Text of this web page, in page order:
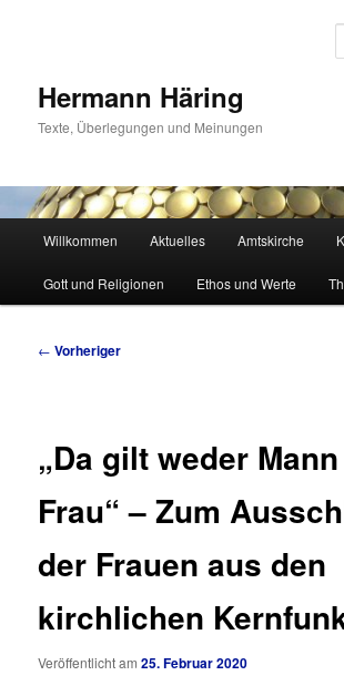
Hermann Häring
Texte, Überlegungen und Meinungen
Willkommen Aktuelles Amtskirche
Gott und Religionen Ethos und Werte
Beitragsnavigation
← Vorheriger
„Da gilt weder
Frau“ – Zum
der Frauen aus den
kirchlichen
Veröffentlicht am25. Februar 2020